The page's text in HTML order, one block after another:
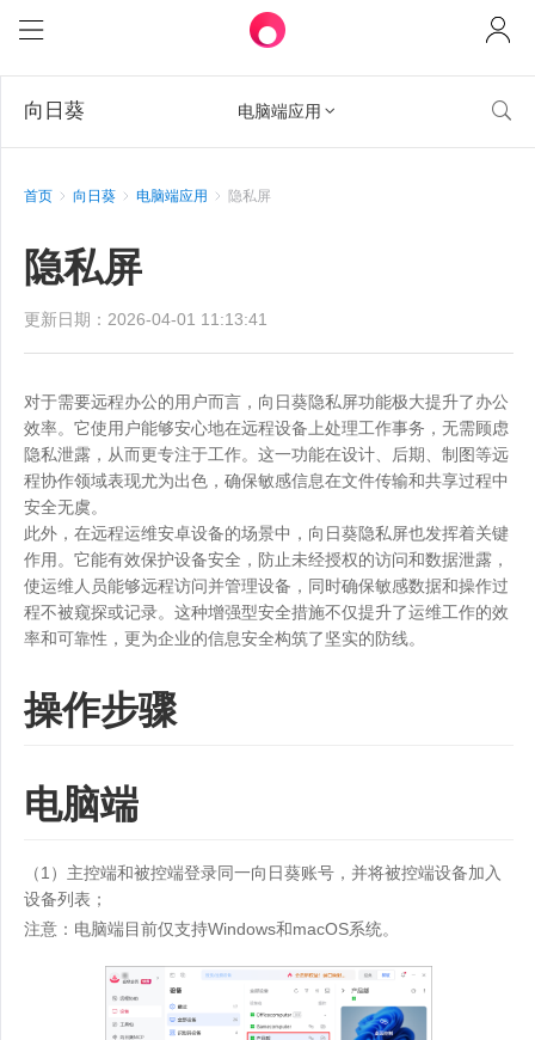
向日葵 电脑端应用  
首页 向日葵 电脑端应用 隐私屏
隐私屏
更新日期：2026-04-01 11:13:41
对于需要远程办公的用户而言，向日葵隐私屏功能极大提升了办公
效率。它使用户能够安心地在远程设备上处理工作事务，无需顾虑
隐私泄露，从而更专注于工作。这一功能在设计、后期、制图等远
程协作领域表现尤为出色，确保敏感信息在文件传输和共享过程中
安全无虞。
此外，在远程运维安卓设备的场景中，向日葵隐私屏也发挥着关键
作用。它能有效保护设备安全，防止未经授权的访问和数据泄露，
使运维人员能够远程访问并管理设备，同时确保敏感数据和操作过
程不被窥探或记录。这种增强型安全措施不仅提升了运维工作的效
率和可靠性，更为企业的信息安全构筑了坚实的防线。
操作步骤
电脑端
（1）主控端和被控端登录同一向日葵账号，并将被控端设备加入
设备列表；
注意：电脑端目前仅支持Windows和macOS系统。